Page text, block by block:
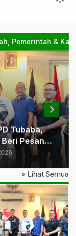
Pemerintah &
» Lihat Semua